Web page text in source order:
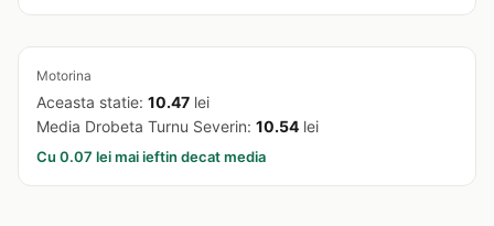
Motorina
Aceasta statie: 10.47 lei
Media Drobeta Turnu Severin: 10.54 lei
Cu 0.07 lei mai ieftin decat media